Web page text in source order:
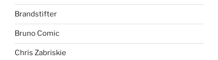
Brandstifter
Bruno Comic
Chris Zabriskie